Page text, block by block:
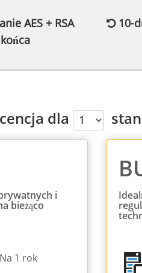
AES + RSA
10-
dla
i
bieżąco
Na 1 rok